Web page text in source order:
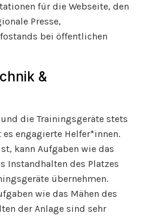
für die Webseite, den
Presse,
bei öffentlichen
&
die Trainingsgeräte stets
engagierte Helfer*innen.
kann Aufgaben wie das
Instandhalten des Platzes
übernehmen.
wie das Mähen des
der Anlage sind sehr